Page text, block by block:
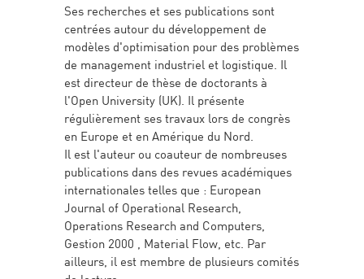
Ses recherches et ses publications sont
centrées autour du développement de
modèles d'optimisation pour des problèmes
de management industriel et logistique. Il
est directeur de thèse de doctorants à
l'Open University (UK). Il présente
régulièrement ses travaux lors de congrès
en Europe et en Amérique du Nord.
Il est l'auteur ou coauteur de nombreuses
publications dans des revues académiques
internationales telles que : European
Journal of Operational Research,
Operations Research and Computers,
Gestion 2000 , Material Flow, etc. Par
ailleurs, il est membre de plusieurs comités